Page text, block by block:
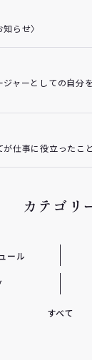
らせ〉
ジャーとしての自分
が仕事に役立った
カテゴリ
ール
すべて